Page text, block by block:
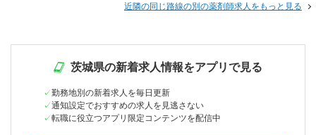
近隣の同じ路線の別の薬剤師求人をもっと見る
茨城県の新着求人情報をアプリで見る
勤務地別の新着求人を毎日更新
通知設定でおすすめの求人を見逃さない
転職に役立つアプリ限定コンテンツを配信中